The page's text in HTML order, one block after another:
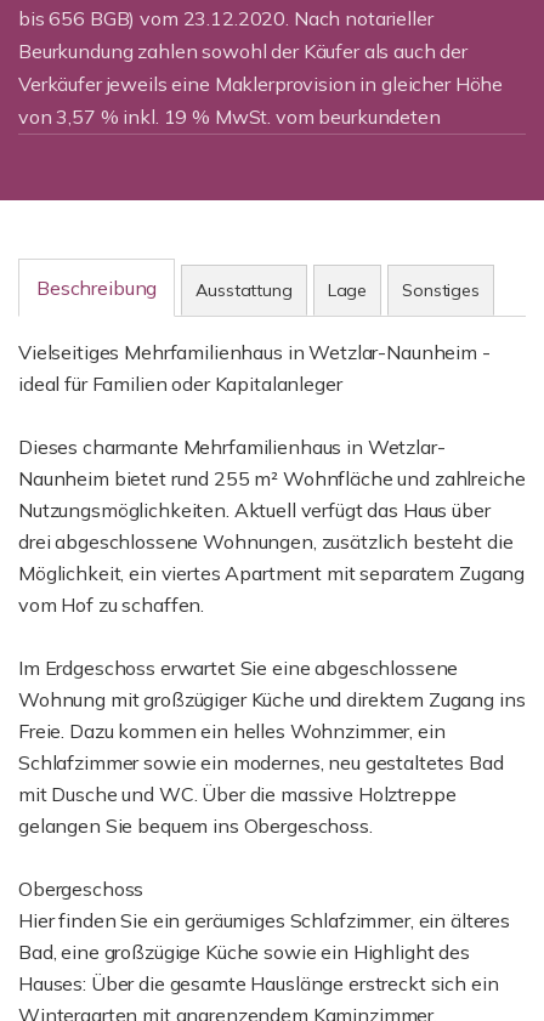
bis 656 BGB) vom 23.12.2020. Nach notarieller
Beurkundung zahlen sowohl der Käufer als auch der
Verkäufer jeweils eine Maklerprovision in gleicher Höhe
von 3,57 % inkl. 19 % MwSt. vom beurkundeten
Beschreibung Ausstattung Lage Sonstiges
Vielseitiges Mehrfamilienhaus in Wetzlar-Naunheim -
ideal für Familien oder Kapitalanleger
Dieses charmante Mehrfamilienhaus in Wetzlar-
Naunheim bietet rund 255 m² Wohnfläche und zahlreiche
Nutzungsmöglichkeiten. Aktuell verfügt das Haus über
drei abgeschlossene Wohnungen, zusätzlich besteht die
Möglichkeit, ein viertes Apartment mit separatem Zugang
vom Hof zu schaffen.
Im Erdgeschoss erwartet Sie eine abgeschlossene
Wohnung mit großzügiger Küche und direktem Zugang ins
Freie. Dazu kommen ein helles Wohnzimmer, ein
Schlafzimmer sowie ein modernes, neu gestaltetes Bad
mit Dusche und WC. Über die massive Holztreppe
gelangen Sie bequem ins Obergeschoss.
Obergeschoss
Hier finden Sie ein geräumiges Schlafzimmer, ein älteres
Bad, eine großzügige Küche sowie ein Highlight des
Hauses: Über die gesamte Hauslänge erstreckt sich ein
Wintergarten mit angrenzendem Kaminzimmer.